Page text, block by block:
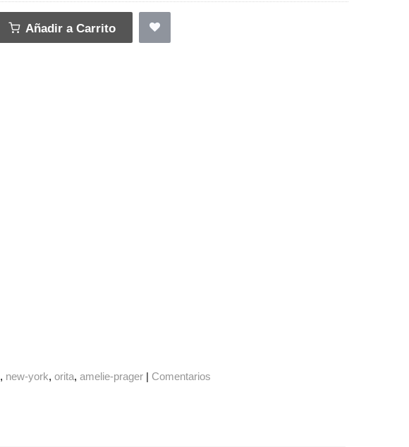
Añadir a Carrito
new-york orita amelie-prager | Comentarios